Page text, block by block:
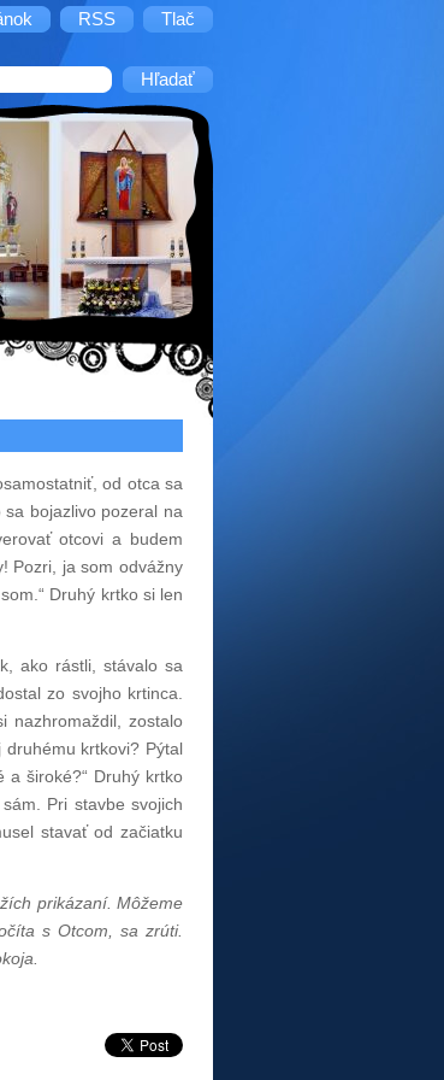
RSS Tlač
od otca sa
bojazlivo pozeral na
otcovi a budem
Pozri, ja som odvážny
Druhý krtko si len
ako rástli, stávalo sa
zo svojho krtinca.
nazhromaždil, zostalo
krtkovi? Pýtal
a široké?“ Druhý krtko
Pri stavbe svojich
stavať od začiatku
prikázaní. Môžeme
s Otcom, sa zrúti.